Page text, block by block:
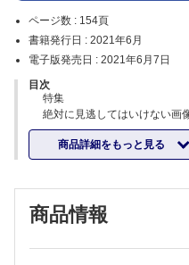
ページ数 : 154頁
書籍発行日 : 2021年6月
電子版発売日 : 2021年6月7日
目次
特集
絶対に見逃してはいけない画
に、正常解剖と典型的な異常
編集／藪田 実（聖路加国際
特集にあたって【藪田 実】
気胸【八木橋国博，蛭間弘光】
大動脈解離【光野重芝】
商品詳細をもっと見る
商品情報